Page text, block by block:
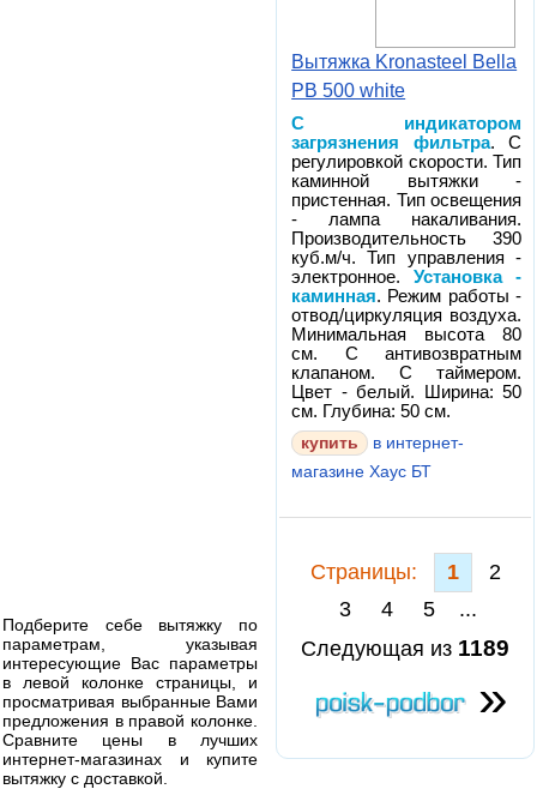
Вытяжка Kronasteel Bella
PB 500 white
С индикатором
загрязнения фильтра. С
регулировкой скорости. Тип
каминной вытяжки -
пристенная. Тип освещения
- лампа накаливания.
Производительность 390
куб.м/ч. Тип управления -
электронное.Установка -
каминная. Режим работы -
отвод/циркуляция воздуха.
Минимальная высота 80
см. С антивозвратным
клапаном. С таймером.
Цвет - белый. Ширина: 50
см. Глубина: 50 см.
в интернет-
магазине Хаус БТ
Cтраницы: 1
2
3
4 5
...
Следующая из 1189
»
Подберите себе вытяжку по
параметрам, указывая
интересующие Вас параметры
в левой колонке страницы, и
просматривая выбранные Вами
предложения в правой колонке.
Сравните цены в лучших
интернет-магазинах и купите
вытяжку с доставкой.